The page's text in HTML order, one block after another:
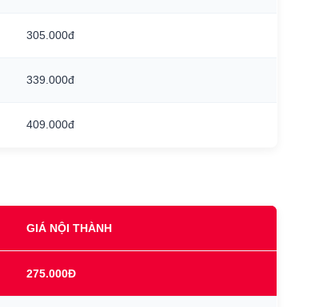
305.000đ
339.000đ
409.000đ
GIÁ NỘI THÀNH
275.000Đ